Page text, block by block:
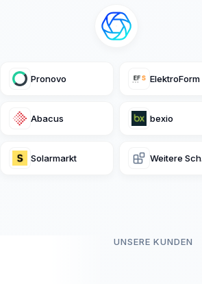
Pronovo
Abacus bexio
Solarmarkt
UNSERE KUNDEN